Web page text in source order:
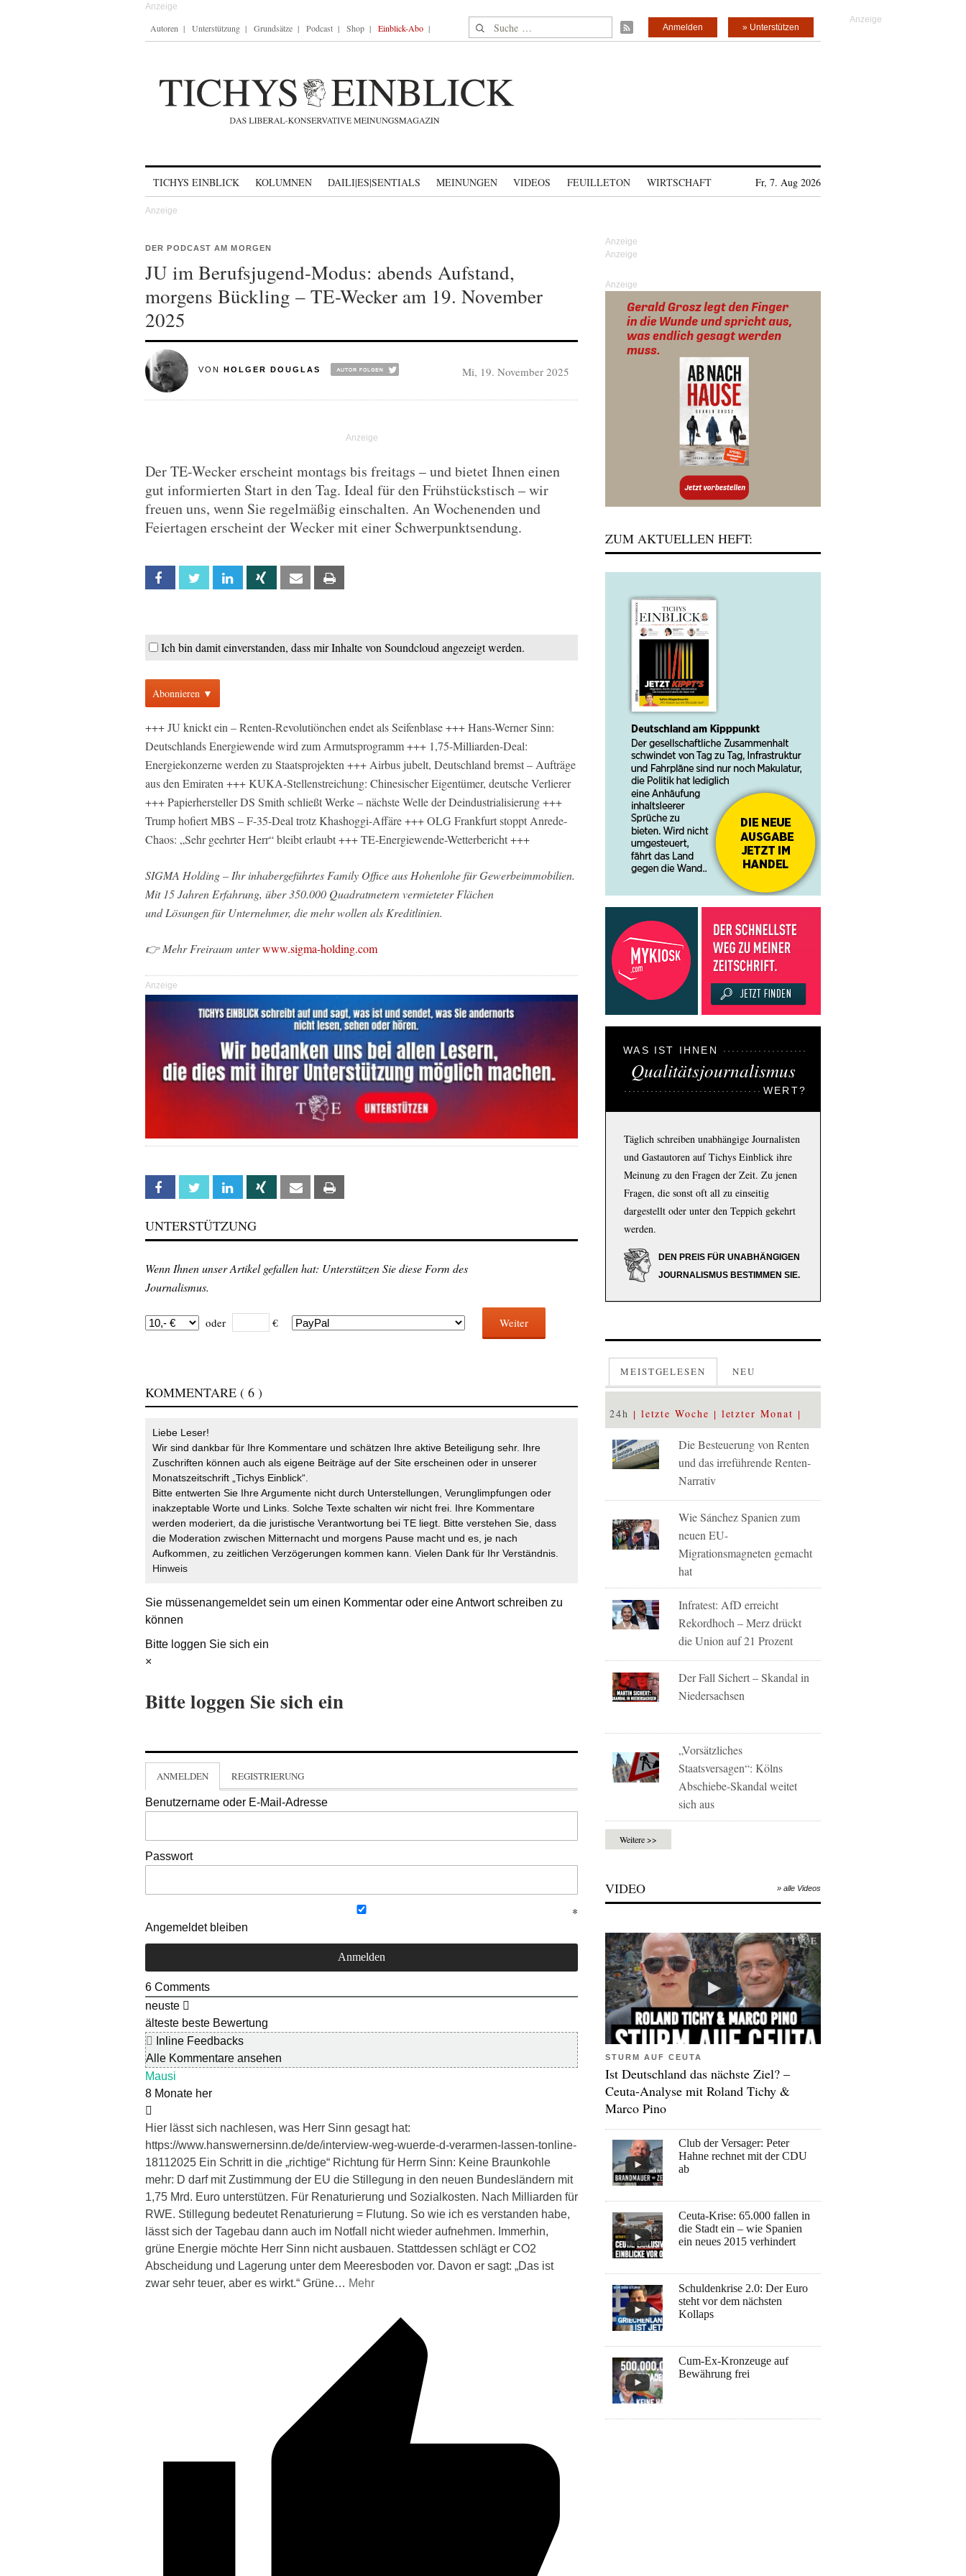
Autoren Unterstützung Grundsätze Podcast Shop Einblick-Abo Suche nach: » Unterstützen
Anmelden
TICHYS EINBLICK KOLUMNEN DAILI|ES|SENTIALS MEINUNGEN VIDEOS FEUILLETON WIRTSCHAFT Fr, 7. Aug 2026
DER PODCAST AM MORGEN
JU im Berufsjugend-Modus: abends Aufstand,
morgens Bückling – TE-Wecker am 19. November
2025
VON HOLGER DOUGLAS Mi, 19. November 2025
Der TE-Wecker erscheint montags bis freitags – und bietet Ihnen einen
gut informierten Start in den Tag. Ideal für den Frühstückstisch – wir
freuen uns, wenn Sie regelmäßig einschalten. An Wochenenden und
Feiertagen erscheint der Wecker mit einer Schwerpunktsendung.
Facebook Twitter Linkedin Xing Email
Ich bin damit einverstanden, dass mir Inhalte von Soundcloud angezeigt werden.
Abonnieren ▼
+++ JU knickt ein – Renten-Revolutiönchen endet als Seifenblase +++ Hans-Werner Sinn:
Deutschlands Energiewende wird zum Armutsprogramm +++ 1,75-Milliarden-Deal:
Energiekonzerne werden zu Staatsprojekten +++ Airbus jubelt, Deutschland bremst – Aufträge
aus den Emiraten +++ KUKA-Stellenstreichung: Chinesischer Eigentümer, deutsche Verlierer
+++ Papierhersteller DS Smith schließt Werke – nächste Welle der Deindustrialisierung +++
Trump hofiert MBS – F-35-Deal trotz Khashoggi-Affäre +++ OLG Frankfurt stoppt Anrede-
Chaos: „Sehr geehrter Herr“ bleibt erlaubt +++ TE-Energiewende-Wetterbericht +++
SIGMA Holding – Ihr inhabergeführtes Family Office aus Hohenlohe für Gewerbeimmobilien.
Mit 15 Jahren Erfahrung, über 350.000 Quadratmetern vermieteter Flächen
und Lösungen für Unternehmer, die mehr wollen als Kreditlinien.
👉 Mehr Freiraum unterwww.sigma-holding.com
Anzeige
Facebook Twitter Linkedin Xing Email
UNTERSTÜTZUNG
Wenn Ihnen unser Artikel gefallen hat: Unterstützen Sie diese Form des
Journalismus.
oder € Weiter
KOMMENTARE ( 6 )
Liebe Leser!
Wir sind dankbar für Ihre Kommentare und schätzen Ihre aktive Beteiligung sehr. Ihre
Zuschriften können auch als eigene Beiträge auf der Site erscheinen oder in unserer
Monatszeitschrift „Tichys Einblick“.
Bitte entwerten Sie Ihre Argumente nicht durch Unterstellungen, Verunglimpfungen oder
inakzeptable Worte und Links. Solche Texte schalten wir nicht frei. Ihre Kommentare
werden moderiert, da die juristische Verantwortung bei TE liegt. Bitte verstehen Sie, dass
die Moderation zwischen Mitternacht und morgens Pause macht und es, je nach
Aufkommen, zu zeitlichen Verzögerungen kommen kann. Vielen Dank für Ihr Verständnis.
Hinweis
Sie müssenangemeldetsein um einen Kommentar oder eine Antwort schreiben zu
können
Bitte loggen Sie sich ein
×
Bitte loggen Sie sich ein
ANMELDEN REGISTRIERUNG
Benutzername oder E-Mail-Adresse
Passwort
Angemeldet bleiben
6 Comments
neuste
älteste beste Bewertung
Inline Feedbacks
Alle Kommentare ansehen
Mausi
8 Monate her
Hier lässt sich nachlesen, was Herr Sinn gesagt hat:
https://www.hanswernersinn.de/de/interview-weg-wuerde-d-verarmen-lassen-tonline-
18112025 Ein Schritt in die „richtige“ Richtung für Herrn Sinn: Keine Braunkohle
mehr: D darf mit Zustimmung der EU die Stillegung in den neuen Bundesländern mit
1,75 Mrd. Euro unterstützen. Für Renaturierung und Sozialkosten. Nach Milliarden für
RWE. Stillegung bedeutet Renaturierung = Flutung. So wie ich es verstanden habe,
lässt sich der Tagebau dann auch im Notfall nicht wieder aufnehmen. Immerhin,
grüne Energie möchte Herr Sinn nicht ausbauen. Stattdessen schlägt er CO2
Abscheidung und Lagerung unter dem Meeresboden vor. Davon er sagt: „Das ist
zwar sehr teuer, aber es wirkt.“ Grüne… Mehr
Anzeige
ZUM AKTUELLEN HEFT:
WAS IST IHNEN
Qualitätsjournalismus
WERT?
Täglich schreiben unabhängige Journalisten
und Gastautoren auf Tichys Einblick ihre
Meinung zu den Fragen der Zeit. Zu jenen
Fragen, die sonst oft all zu einseitig
dargestellt oder unter den Teppich gekehrt
werden.
DEN PREIS FÜR UNABHÄNGIGEN
JOURNALISMUS BESTIMMEN SIE.
MEISTGELESEN NEU
24h letzte Woche letzter Monat
Die Besteuerung von Renten
und das irreführende Renten-
Narrativ
Wie Sánchez Spanien zum
neuen EU-
Migrationsmagneten gemacht
hat
Infratest: AfD erreicht
Rekordhoch – Merz drückt
die Union auf 21 Prozent
Der Fall Sichert – Skandal in
Niedersachsen
„Vorsätzliches
Staatsversagen“: Kölns
Abschiebe-Skandal weitet
sich aus
Weitere >>
VIDEO » alle Videos
STURM AUF CEUTA
Ist Deutschland das nächste Ziel? –
Ceuta-Analyse mit Roland Tichy &
Marco Pino
Club der Versager: Peter
Hahne rechnet mit der CDU
ab
Ceuta-Krise: 65.000 fallen in
die Stadt ein – wie Spanien
ein neues 2015 verhindert
Schuldenkrise 2.0: Der Euro
steht vor dem nächsten
Kollaps
Cum-Ex-Kronzeuge auf
Bewährung frei